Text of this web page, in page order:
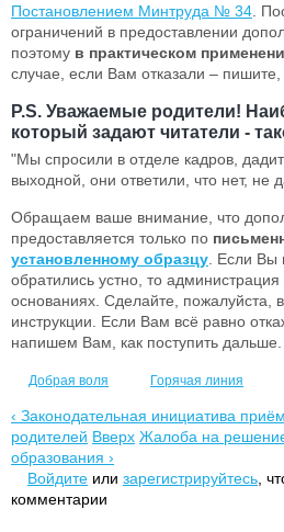
Постановлением Минтруда № 34 .
ограничений в предоставлении
поэтому в практическом
случае, если Вам отказали –
P.S. Уважаемые родители!
который задают читатели -
"Мы спросили в отделе кадров,
выходной, они ответили, что нет, не
Обращаем ваше внимание, что
предоставляется только по
установленному образцу . Если
обратились устно, то
основаниях. Сделайте, пожалуйста,
инструкции. Если Вам всё равно
напишем Вам, как поступить дальше.
Добрая воля Горячая линия
‹ Законодательная инициатива
родителей Вверх Жалоба на
образования ›
Войдите или зарегистрируйтесь ,
комментарии